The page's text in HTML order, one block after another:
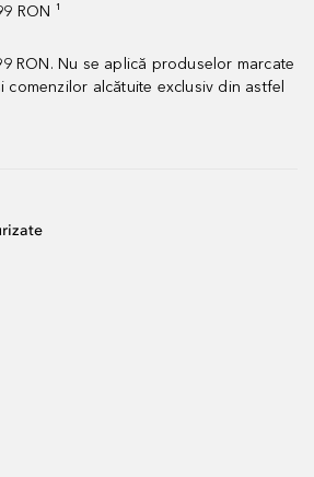
RON ¹
RON. Nu se aplică produselor marcate
comenzilor alcătuite exclusiv din astfel